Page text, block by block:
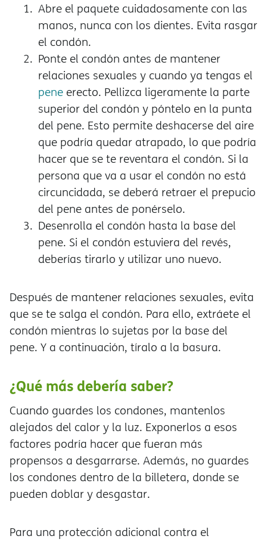
Abre el paquete cuidadosamente con las
manos, nunca con los dientes. Evita rasgar
el condón.
Ponte el condón antes de mantener
relaciones sexuales y cuando ya tengas el
pene erecto. Pellizca ligeramente la parte
superior del condón y póntelo en la punta
del pene. Esto permite deshacerse del aire
que podría quedar atrapado, lo que podría
hacer que se te reventara el condón. Si la
persona que va a usar el condón no est
circuncidada, se deberá retraer el prepucio
del pene antes de ponérselo.
Desenrolla el condón hasta la base del
pene. Si el condón estuviera del revés,
deberías tirarlo y utilizar uno nuevo.
Después de mantener relaciones sexuales, evita
que se te salga el condón. Para ello, extráete el
condón mientras lo sujetas por la base del
pene. Y a continuación, tíralo a la basura.
¿Qué más debería saber?
Cuando guardes los condones, mantenlos
alejados del calor y la luz. Exponerlos a esos
factores podría hacer que fueran más
propensos a desgarrarse. Además, no guardes
los condones dentro de la billetera, donde se
pueden doblar y desgastar.
Para una protección adicional contra el